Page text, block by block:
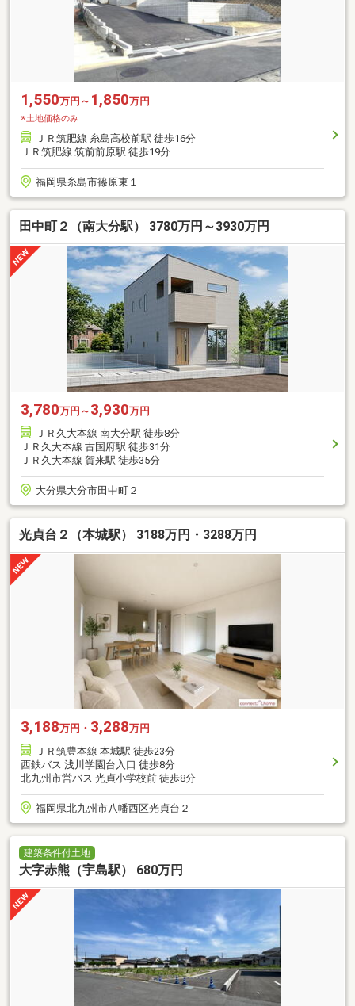
1,550万円～ 1,850万円
※土地価格のみ
ＪＲ筑肥線 糸島高校前駅 徒歩16分
ＪＲ筑肥線 筑前前原駅 徒歩19分
福岡県糸島市篠原東１
田中町２（南大分駅） 3780万円～3930万円
3,780万円～ 3,930万円
ＪＲ久大本線 南大分駅 徒歩8分
ＪＲ久大本線 古国府駅 徒歩31分
ＪＲ久大本線 賀来駅 徒歩35分
大分県大分市田中町２
光貞台２（本城駅） 3188万円・3288万円
3,188万円・ 3,288万円
ＪＲ筑豊本線 本城駅 徒歩23分
西鉄バス 浅川学園台入口 徒歩8分
北九州市営バス 光貞小学校前 徒歩8分
福岡県北九州市八幡西区光貞台２
建築条件付土地
大字赤熊（宇島駅） 680万円